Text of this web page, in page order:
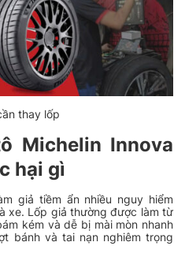
thay lốp
Michelin Innova
hại gì
giả tiềm ẩn nhiều nguy hiểm
xe. Lốp giả thường được làm từ
kém và dễ bị mài mòn nhanh
bánh và tai nạn nghiêm trọng